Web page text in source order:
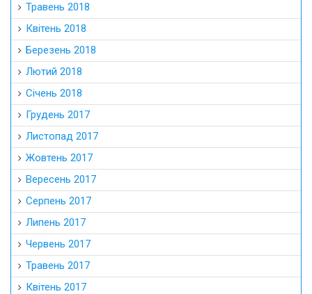
Травень 2018
Квітень 2018
Березень 2018
Лютий 2018
Січень 2018
Грудень 2017
Листопад 2017
Жовтень 2017
Вересень 2017
Серпень 2017
Липень 2017
Червень 2017
Травень 2017
Квітень 2017